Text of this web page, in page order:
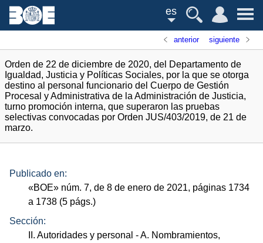
es
anterior siguiente
Orden de 22 de diciembre de 2020, del Departamento de
Igualdad, Justicia y Políticas Sociales, por la que se otorga
destino al personal funcionario del Cuerpo de Gestión
Procesal y Administrativa de la Administración de Justicia,
turno promoción interna, que superaron las pruebas
selectivas convocadas por Orden JUS/403/2019, de 21 de
marzo.
Publicado en:
«BOE» núm. 7, de 8 de enero de 2021, páginas 1734
a 1738 (5 págs.)
Sección:
II. Autoridades y personal - A. Nombramientos,